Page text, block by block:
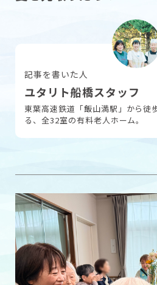
お問い合わ
記事を書いた人
ユタリト船橋スタッフ
東葉高速鉄道「飯山満駅」から徒
る、全32室の有料老人ホーム。